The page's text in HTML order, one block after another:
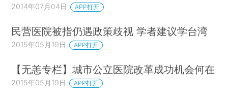
2014年07月04日 APP打开
民营医院被指仍遇政策歧视 学者建议学台湾
2015年05月19日 APP打开
【无恙专栏】城市公立医院改革成功机会何在
2015年05月19日 APP打开